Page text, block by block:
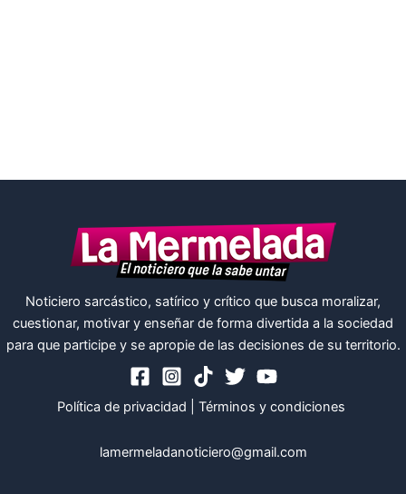
Noticiero sarcástico, satírico y crítico que busca moralizar,
cuestionar, motivar y enseñar de forma divertida a la sociedad
para que participe y se apropie de las decisiones de su territorio.
Política de privacidad Términos y condiciones
lamermeladanoticiero@gmail.com